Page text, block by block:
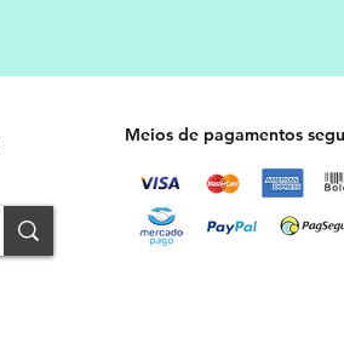
Meios de pagamentos